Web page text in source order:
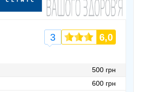
500 грн
600 грн
3 6,0